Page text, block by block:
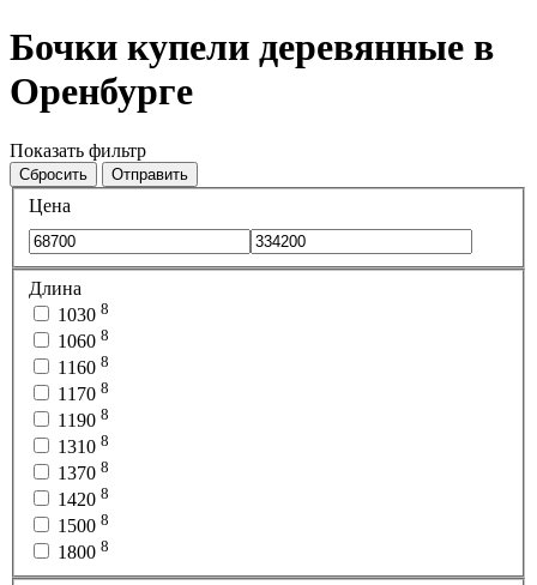
Бочки купели деревянные в
Оренбурге
Показать фильтр
Сбросить Отправить
Цена
Длина
1030 8
1060 8
1160 8
1170 8
1190 8
1310 8
1370 8
1420 8
1500 8
1800 8